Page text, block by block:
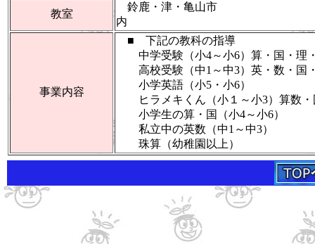
教室
鈴鹿・津・亀山市
内
事業内容
■ 下記の教科の指導
中学受験（小4～小6）算・国・理
高校受験（中1～中3）英・数・国
小学英語（小5・小6）
ヒラメキくん（小１～小3）算数・
小学生の算・国（小4～小6）
私立中の英数（中1～中3）
珠算（幼稚園以上）